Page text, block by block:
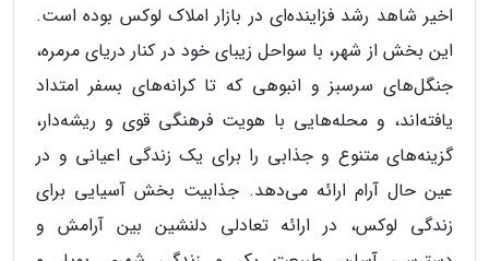
اخیر شاهد رشد فزاینده‌ای در بازار املاک لوکس بوده است.
این بخش از شهر، با سواحل زیبای خود در کنار دریای مرمره،
جنگل‌های سرسبز و انبوهی که تا کرانه‌های بسفر امتداد
یافته‌اند، و محله‌هایی با هویت فرهنگی قوی و ریشه‌دار،
گزینه‌های متنوع و جذابی را برای یک زندگی اعیانی و در
عین حال آرام ارائه می‌دهد. جذابیت بخش آسیایی برای
زندگی لوکس، در ارائه تعادلی دلنشین بین آرامش و